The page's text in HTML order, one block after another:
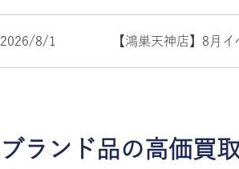
2026/8/1 【鴻巣天神店】8月
ブランド品の高価買